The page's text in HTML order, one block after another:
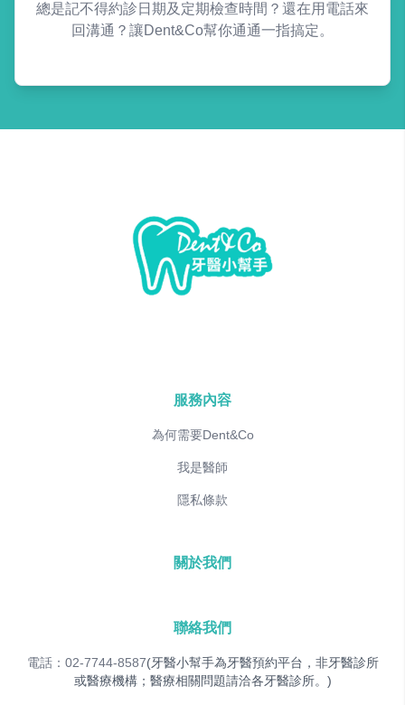
總是記不得約診日期及定期檢查時間？還在用電話來
回溝通？讓Dent&Co幫你通通一指搞定。
服務內容
為何需要Dent&Co
我是醫師
隱私條款
關於我們
聯絡我們
電話：02-7744-8587(牙醫小幫手為牙醫預約平台，非牙醫診所
或醫療機構；醫療相關問題請洽各牙醫診所。)